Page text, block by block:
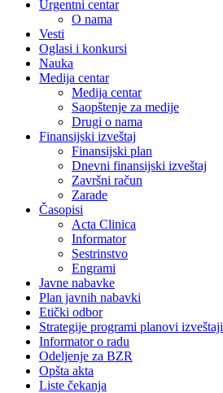
Urgentni centar
O nama
Vesti
Oglasi i konkursi
Nauka
Medija centar
Medija centar
Saopštenje za medije
Drugi o nama
Finansijski izveštaj
Finansijski plan
Dnevni finansijski izveštaj
Završni račun
Zarade
Časopisi
Acta Clinica
Informator
Sestrinstvo
Engrami
Javne nabavke
Plan javnih nabavki
Etički odbor
Strategije programi planovi izveštaji
Informator o radu
Odeljenje za BZR
Opšta akta
Liste čekanja